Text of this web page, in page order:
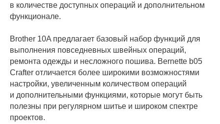
в количестве доступных операций и дополнительном
функционале.
Brother 10A предлагает базовый набор функций для
выполнения повседневных швейных операций,
ремонта одежды и несложного пошива. Bernette b05
Crafter отличается более широкими возможностями
настройки, увеличенным количеством операций
и дополнительными функциями, которые могут быть
полезны при регулярном шитье и широком спектре
проектов.